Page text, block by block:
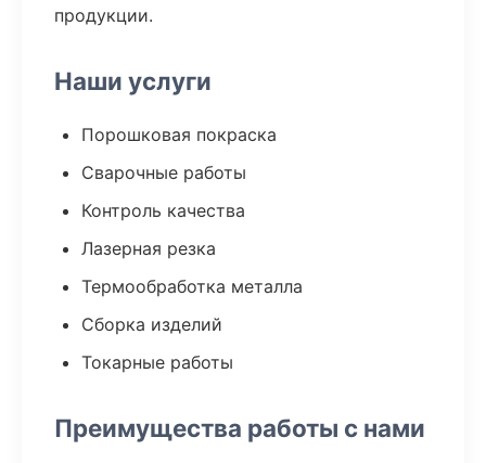
продукции.
Наши услуги
Порошковая покраска
Сварочные работы
Контроль качества
Лазерная резка
Термообработка металла
Сборка изделий
Токарные работы
Преимущества работы с нами